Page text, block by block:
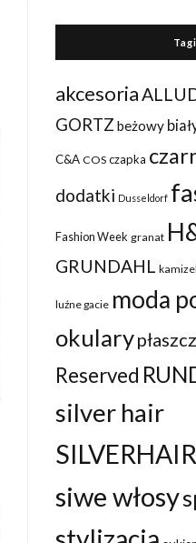
Tagi
akcesoria
GORTZ beżowy
C&A COS czapka
dodatki Dusseldorf
Fashion Week granat
GRUNDAHL
luźne gacie moda
okularypłaszcz
Reserved
silver hair
siwe włosy